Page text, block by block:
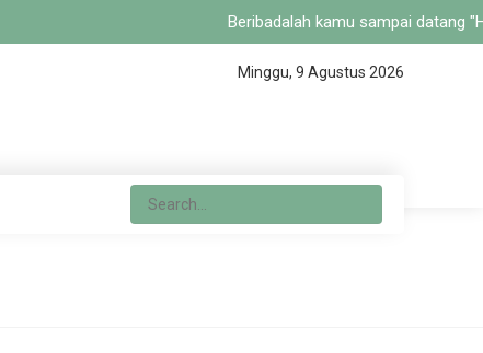
Beribadalah kamu sampai datang
Minggu, 9 Agustus 2026